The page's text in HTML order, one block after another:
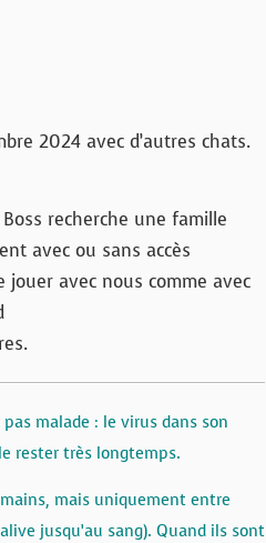
2024 avec d’autres chats.
recherche une famille
avec ou sans accès
avec nous comme avec
pas malade : le virus dans son
rester très longtemps.
mais uniquement entre
jusqu’au sang). Quand ils sont